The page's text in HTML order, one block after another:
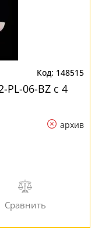
148515
PL-06-BZ с 4
архив